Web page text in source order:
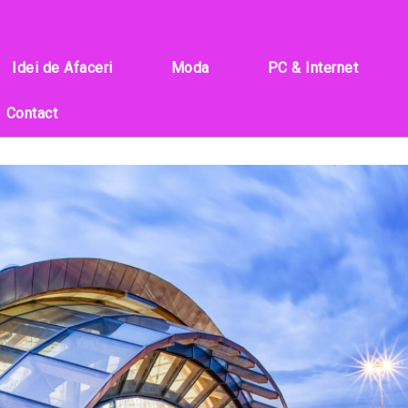
Idei de Afaceri Moda PC & Internet
Contact